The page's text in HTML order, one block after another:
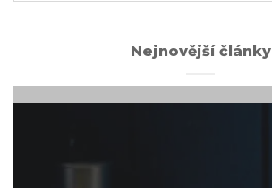
Nejnovější články